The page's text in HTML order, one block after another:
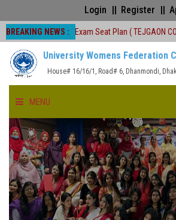
Login Register
BREAKING NEWS :
Board Exam Seat Plan ( TEJGAON COLLEGE)
University Womens Federation
House# 16/16/1, Road# 6, Dhanmondi,
MENU
HOME
ABOUT US
FACULTIES